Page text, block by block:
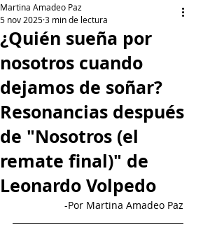
¿Quién sueña por
nosotros cuando
dejamos de soñar?
Resonancias después
de "Nosotros (el
remate final)" de
Leonardo Volpedo
Martina Amadeo Paz
5 nov 20253 min de lectura
-Por Martina Amadeo Paz